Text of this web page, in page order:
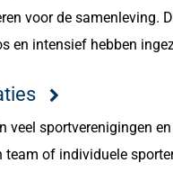
voor de samenleving.
en intensief hebben
veel sportverenigingen
team of individuele